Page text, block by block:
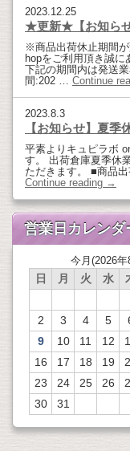
2023.12.25
★更新★【お知ら
※商品出荷休止期間
hopをご利用頂き誠に
下記の期間内は発送
間:202 … Continue
2023.8.3
【お知らせ】夏季
平素よりキュピラボ
す。 出荷倉庫夏季休
ただきます。 ■商品
Continue reading →
営業日カレンダ
今月(2026年
日 月 火 水
2
3 4 5
9
10 11 12
16
17 18 19
23
24 25 26
30
31